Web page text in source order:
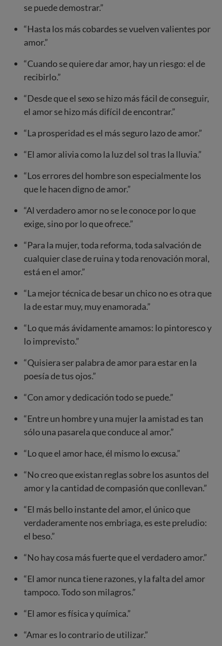
se puede demostrar.”
“Hasta los más cobardes se vuelven valientes por
amor.”
“Cuando se quiere dar amor, hay un riesgo: el de
recibirlo.”
“Desde que el sexo se hizo más fácil de conseguir,
el amor se hizo más difícil de encontrar.”
“La prosperidad es el más seguro lazo de amor.”
“El amor alivia como la luz del sol tras la lluvia.”
“Los errores del hombre son especialmente los
que le hacen digno de amor.”
“Al verdadero amor no se le conoce por lo que
exige, sino por lo que ofrece.”
“Para la mujer, toda reforma, toda salvación de
cualquier clase de ruina y toda renovación moral,
está en el amor.”
“La mejor técnica de besar un chico no es otra que
la de estar muy, muy enamorada.”
“Lo que más ávidamente amamos: lo pintoresco y
lo imprevisto.”
“Quisiera ser palabra de amor para estar en la
poesía de tus ojos.”
“Con amor y dedicación todo se puede.”
“Entre un hombre y una mujer la amistad es tan
sólo una pasarela que conduce al amor.”
“Lo que el amor hace, él mismo lo excusa.”
“No creo que existan reglas sobre los asuntos del
amor y la cantidad de compasión que conllevan.”
“El más bello instante del amor, el único que
verdaderamente nos embriaga, es este preludio:
el beso.”
“No hay cosa más fuerte que el verdadero amor.”
“El amor nunca tiene razones, y la falta del amor
tampoco. Todo son milagros.”
“El amor es física y química.”
“Amar es lo contrario de utilizar.”